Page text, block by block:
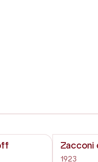
Zacconi
1923